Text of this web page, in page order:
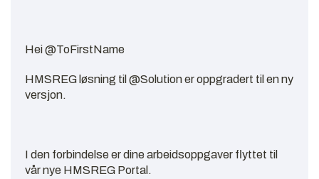
Hei @ToFirstName
HMSREG løsning til @Solution er oppgradert til en ny
versjon.
I den forbindelse er dine arbeidsoppgaver flyttet til
vår nye HMSREG Portal.